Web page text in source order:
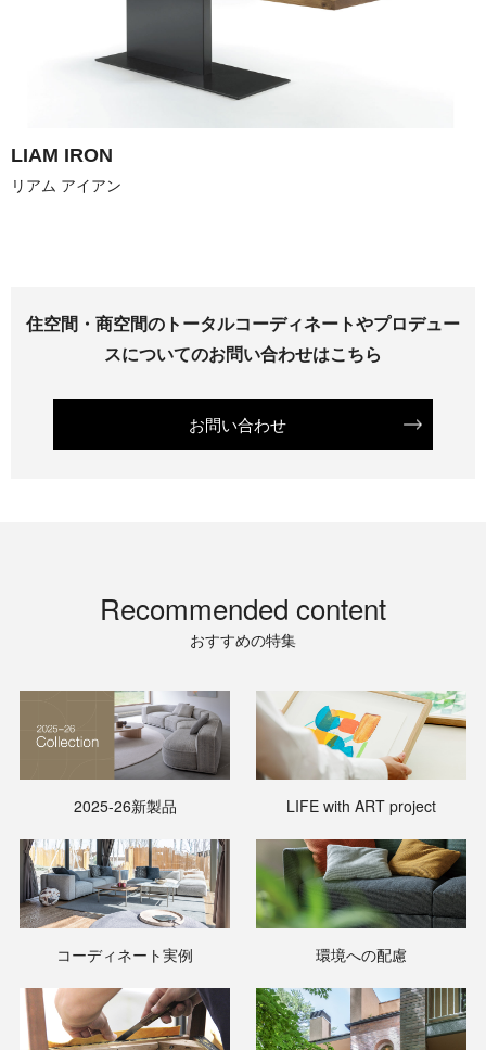
LIAM IRON
住空間・商空間のトータルコーディネートやプロデュー
スについてのお問い合わせはこちら
お問い合わせ
Recommended content
おすすめの特集
2025-26新製品 LIFE with ART project
コーディネート実例 環境への配慮